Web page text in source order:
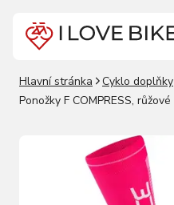
Hlavní stránka Cyklo doplňky
Ponožky F COMPRESS, růžové